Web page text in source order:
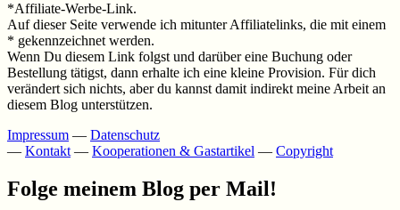
*Affiliate-Werbe-Link.
Auf dieser Seite verwende ich mitunter Affiliatelinks, die mit einem
* gekennzeichnet werden.
Wenn Du diesem Link folgst und darüber eine Buchung oder
Bestellung tätigst, dann erhalte ich eine kleine Provision. Für dich
verändert sich nichts, aber du kannst damit indirekt meine Arbeit an
diesem Blog unterstützen.
Impressum — Datenschutz
— Kontakt— Kooperationen & Gastartikel — Copyright
Folge meinem Blog per Mail!